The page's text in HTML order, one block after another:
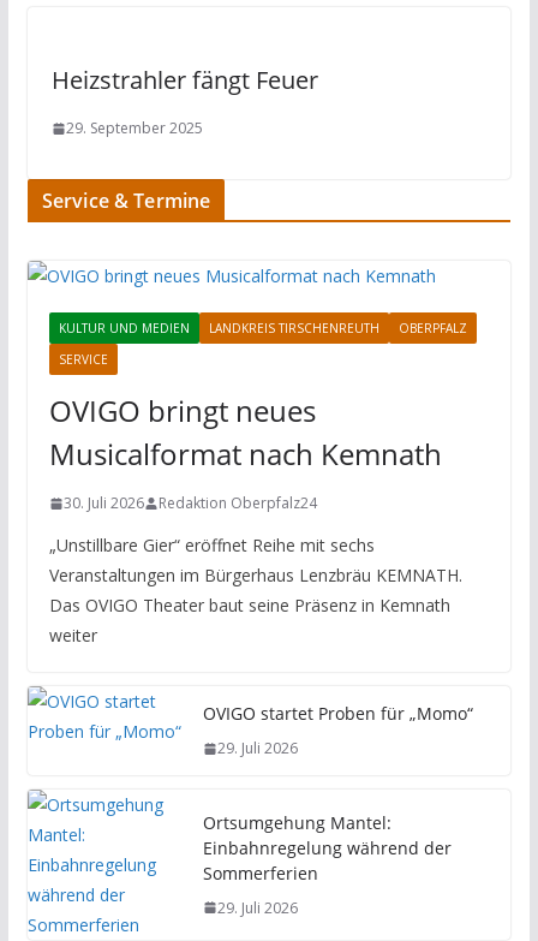
Heizstrahler fängt Feuer
29. September 2025
Service & Termine
KULTUR UND MEDIEN LANDKREIS TIRSCHENREUTH
OBERPFALZ
SERVICE
OVIGO bringt neues
Musicalformat nach Kemnath
30. Juli 2026 Redaktion Oberpfalz24
„Unstillbare Gier“ eröffnet Reihe mit sechs
Veranstaltungen im Bürgerhaus Lenzbräu KEMNATH.
Das OVIGO Theater baut seine Präsenz in Kemnath
weiter
OVIGO startet Proben für „Momo“
29. Juli 2026
Ortsumgehung Mantel:
Einbahnregelung während der
Sommerferien
29. Juli 2026